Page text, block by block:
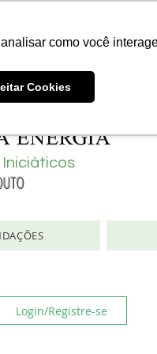
como você
Cookies
Iniciáticos
Login/Registre-se